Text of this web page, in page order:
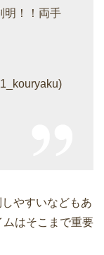
明！！両手
やすいなどもあ
ムはそこまで重要